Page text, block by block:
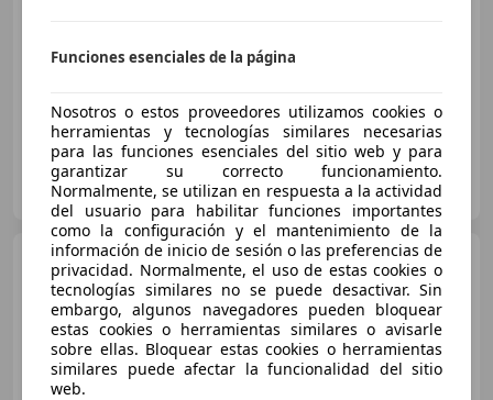
01/2020 76.501 km Diésel
MUY CAR MURCIA - ZARANDONA
ES-30007 ZARANDONA
BMW X3 xDrive 20d
Funciones esenciales de la página
Nosotros o estos proveedores utilizamos cookies o
herramientas y tecnologías similares necesarias
para las funciones esenciales del sitio web y para
garantizar su correcto funcionamiento.
Normalmente, se utilizan en respuesta a la actividad
del usuario para habilitar funciones importantes
como la configuración y el mantenimiento de la
información de inicio de sesión o las preferencias de
privacidad. Normalmente, el uso de estas cookies o
tecnologías similares no se puede desactivar. Sin
embargo, algunos navegadores pueden bloquear
estas cookies o herramientas similares o avisarle
sobre ellas. Bloquear estas cookies o herramientas
similares puede afectar la funcionalidad del sitio
web.